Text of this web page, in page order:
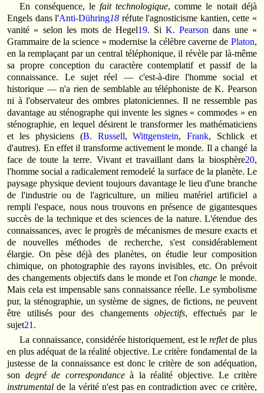
En conséquence, le fait technologique, comme le notait déjà
Engels dans l'Anti-Dühring18 réfute l'agnosticisme kantien, cette «
vanité » selon les mots de Hegel19. SiK. Pearson dans une «
Grammaire de la science » modernise la célèbre caverne de Platon,
en la remplaçant par un central téléphonique, il révèle par là-même
sa propre conception du caractère contemplatif et passif de la
connaissance. Le sujet réel — c'est-à-dire l'homme social et
historique — n'a rien de semblable au téléphoniste de K. Pearson
ni à l'observateur des ombres platoniciennes. Il ne ressemble pas
davantage au sténographe qui invente les signes « commodes » en
sténographie, en lequel désirent le transformer les mathématiciens
et les physiciens (B. Russell,Wittgenstein,Frank, Schlick et
d'autres). En effet il transforme activement le monde. Il a changé la
face de toute la terre. Vivant et travaillant dans la biosphère20,
l'homme social a radicalement remodelé la surface de la planète. Le
paysage physique devient toujours davantage le lieu d'une branche
de l'industrie ou de l'agriculture, un milieu matériel artificiel a
rempli l'espace, nous nous trouvons en présence de gigantesques
succès de la technique et des sciences de la nature. L'étendue des
connaissances, avec le progrès de mécanismes de mesure exacts et
de nouvelles méthodes de recherche, s'est considérablement
élargie. On pèse déjà des planètes, on étudie leur composition
chimique, on photographie des rayons invisibles, etc. On prévoit
des changements objectifs dans le monde et l'onchangele monde.
Mais cela est impensable sans connaissance réelle. Le symbolisme
pur, la sténographie, un système de signes, de fictions, ne peuvent
être utilisés pour des changements objectifs, effectués par le
sujet21 .
La connaissance, considérée historiquement, est lerefletde plus
en plus adéquat de la réalité objective. Le critère fondamental de la
justesse de la connaissance est donc le critère de son adéquation,
son degré de correspondanceà la réalité objective. Le critère
instrumental de la vérité n'est pas en contradiction avec ce critère,